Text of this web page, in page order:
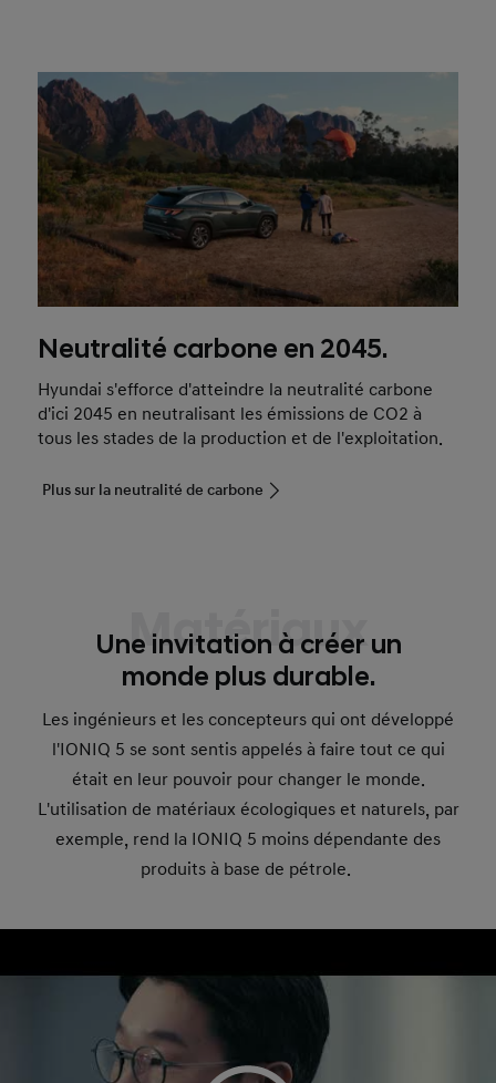
Neutralité carbone en 2045.
Hyundai s'efforce d'atteindre la neutralité carbone
d'ici 2045 en neutralisant les émissions de CO2 à
tous les stades de la production et de l'exploitation.
Plus sur la neutralité de carbone
Matériaux
Une invitation à créer un
monde plus durable.
Les ingénieurs et les concepteurs qui ont développé
l'IONIQ 5 se sont sentis appelés à faire tout ce qui
était en leur pouvoir pour changer le monde.
L'utilisation de matériaux écologiques et naturels, par
exemple, rend la IONIQ 5 moins dépendante des
produits à base de pétrole.